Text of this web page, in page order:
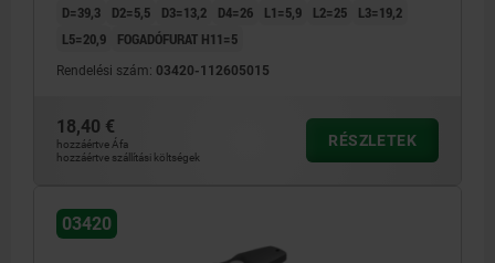
D=39,3
D2=5,5 D3=13,2 D4=26 L1=5,9 L2=25
L3=19,2
L5=20,9
FOGADÓFURAT H11=5
Rendelési szám: 03420-112605015
18,40 €
hozzáértve Áfa
hozzáértve szállítási költségek
RÉSZLETEK
03420